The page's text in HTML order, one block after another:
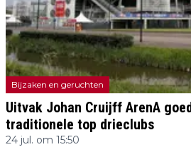
Bijzaken en geruchten
Uitvak Johan Cruijff ArenA
traditionele top drieclubs
24 jul. om 15:50